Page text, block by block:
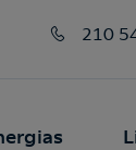
210